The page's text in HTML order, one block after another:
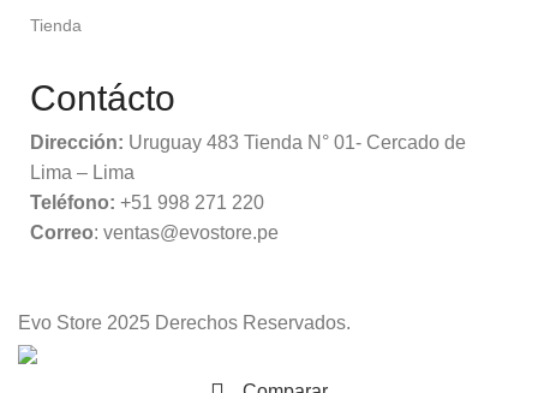
Tienda
Contácto
Dirección: Uruguay 483 Tienda N° 01- Cercado de
Lima – Lima
Teléfono: +51 998 271 220
Correo: ventas@evostore.pe
Evo Store 2025 Derechos Reservados.